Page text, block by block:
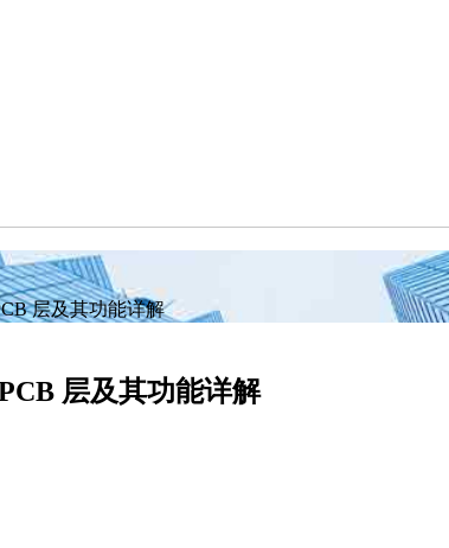
层及其功能详解
层及其功能详解